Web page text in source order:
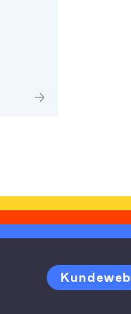
Kundeweb